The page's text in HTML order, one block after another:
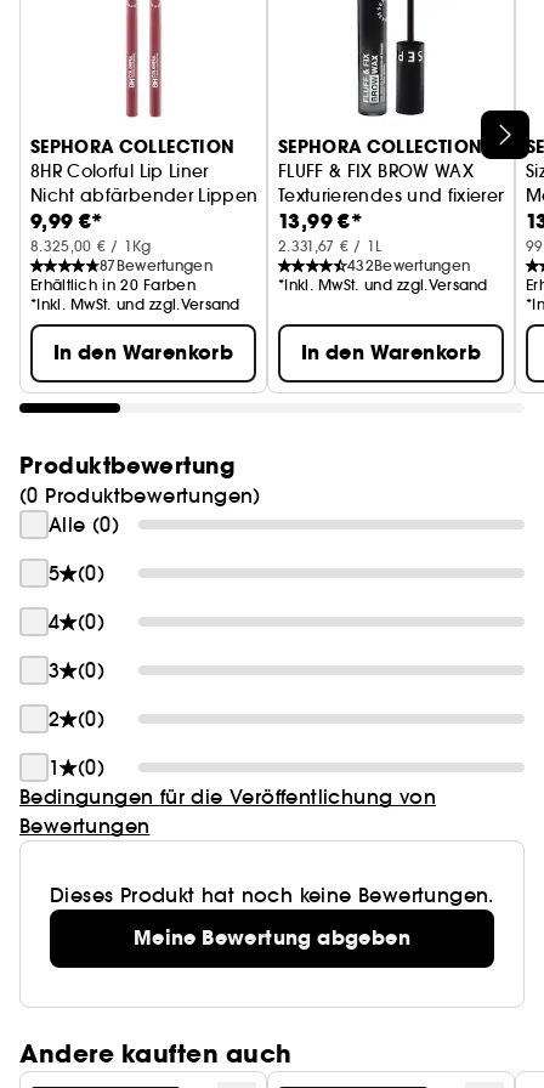
SEPHORA COLLECTION
8HR Colorful Lip Liner
Nicht abfärbender Lippenkonturenstift
9,99 €*
8.325,00 € / 1Kg
87 Bewertungen
Erhältlich in 20 Farben
*Inkl. MwSt. und zzgl.Versand
In den Warenkorb
SEPHORA COLLECTION
FLUFF & FIX BROW WAX
Texturierendes und
13,99 €*
2.331,67 € / 1L
432Bewertungen
*Inkl. MwSt. und zzgl.Versand
In den Warenkorb
Produktbewertung
(0 Produktbewertungen)
Alle (0)
5
(0)
4
(0)
3
(0)
2
(0)
1
(0)
Bedingungen für die Veröffentlichung von
Bewertungen
Dieses Produkt hat noch keine Bewertungen.
Meine Bewertung abgeben
Andere kauften auch